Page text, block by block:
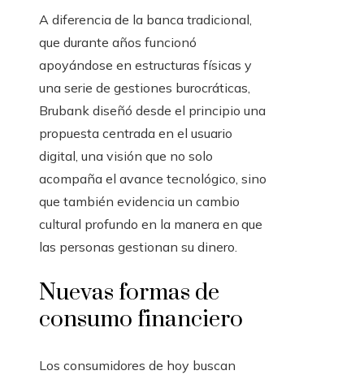
A diferencia de la banca tradicional,
que durante años funcionó
apoyándose en estructuras físicas y
una serie de gestiones burocráticas,
Brubank diseñó desde el principio una
propuesta centrada en el usuario
digital, una visión que no solo
acompaña el avance tecnológico, sino
que también evidencia un cambio
cultural profundo en la manera en que
las personas gestionan su dinero.
Nuevas formas de
consumo financiero
Los consumidores de hoy buscan